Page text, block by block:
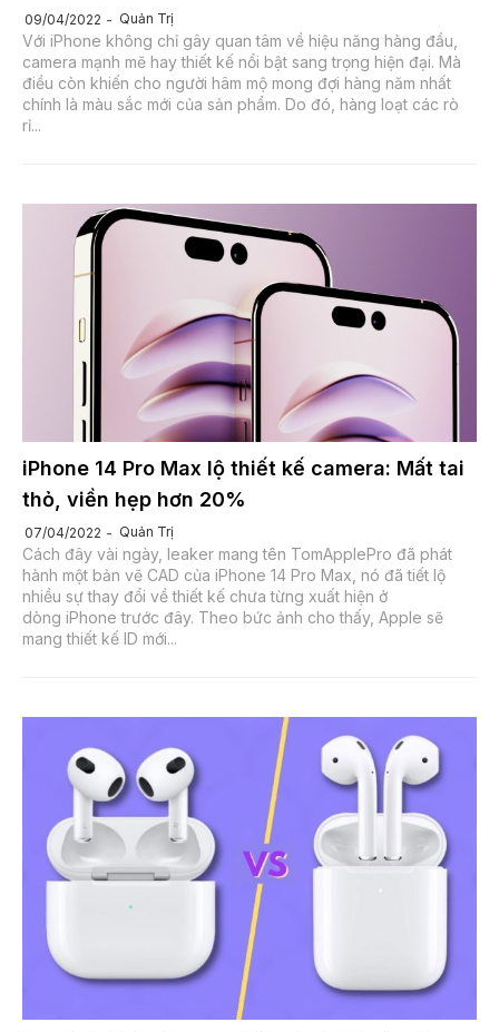
09/04/2022 Quản Trị
Với iPhone không chỉ gây quan tâm về hiệu năng hàng đầu,
camera mạnh mẽ hay thiết kế nổi bật sang trọng hiện đại. Mà
điều còn khiến cho người hâm mộ mong đợi hàng năm nhất
chính là màu sắc mới của sản phẩm. Do đó, hàng loạt các rò
rỉ...
iPhone 14 Pro Max lộ thiết kế camera: Mất tai
thỏ, viền hẹp hơn 20%
07/04/2022 Quản Trị
Cách đây vài ngày, leaker mang tên TomApplePro đã phát
hành một bản vẽ CAD của iPhone 14 Pro Max, nó đã tiết lộ
nhiều sự thay đổi về thiết kế chưa từng xuất hiện ở
dòng iPhone trước đây. Theo bức ảnh cho thấy, Apple sẽ
mang thiết kế ID mới...